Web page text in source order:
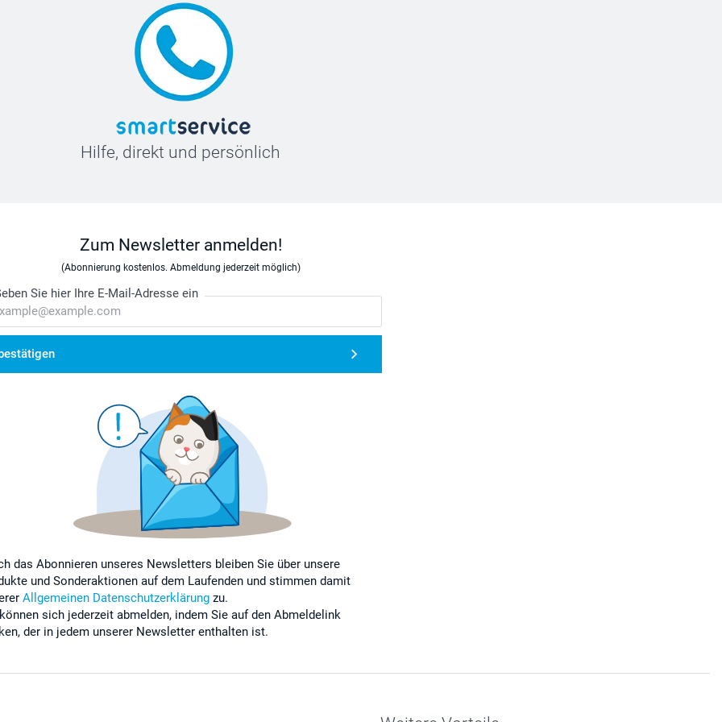
Hilfe, direkt und persönlich
Zum Newsletter anmelden!
(Abonnierung kostenlos. Abmeldung jederzeit möglich)
Sie hier Ihre E-Mail-Adresse ein
das Abonnieren unseres Newsletters bleiben Sie über unsere
und Sonderaktionen auf dem Laufenden und stimmen damit
Allgemeinen Datenschutzerklärung zu.
sich jederzeit abmelden, indem Sie auf den Abmeldelink
der in jedem unserer Newsletter enthalten ist.